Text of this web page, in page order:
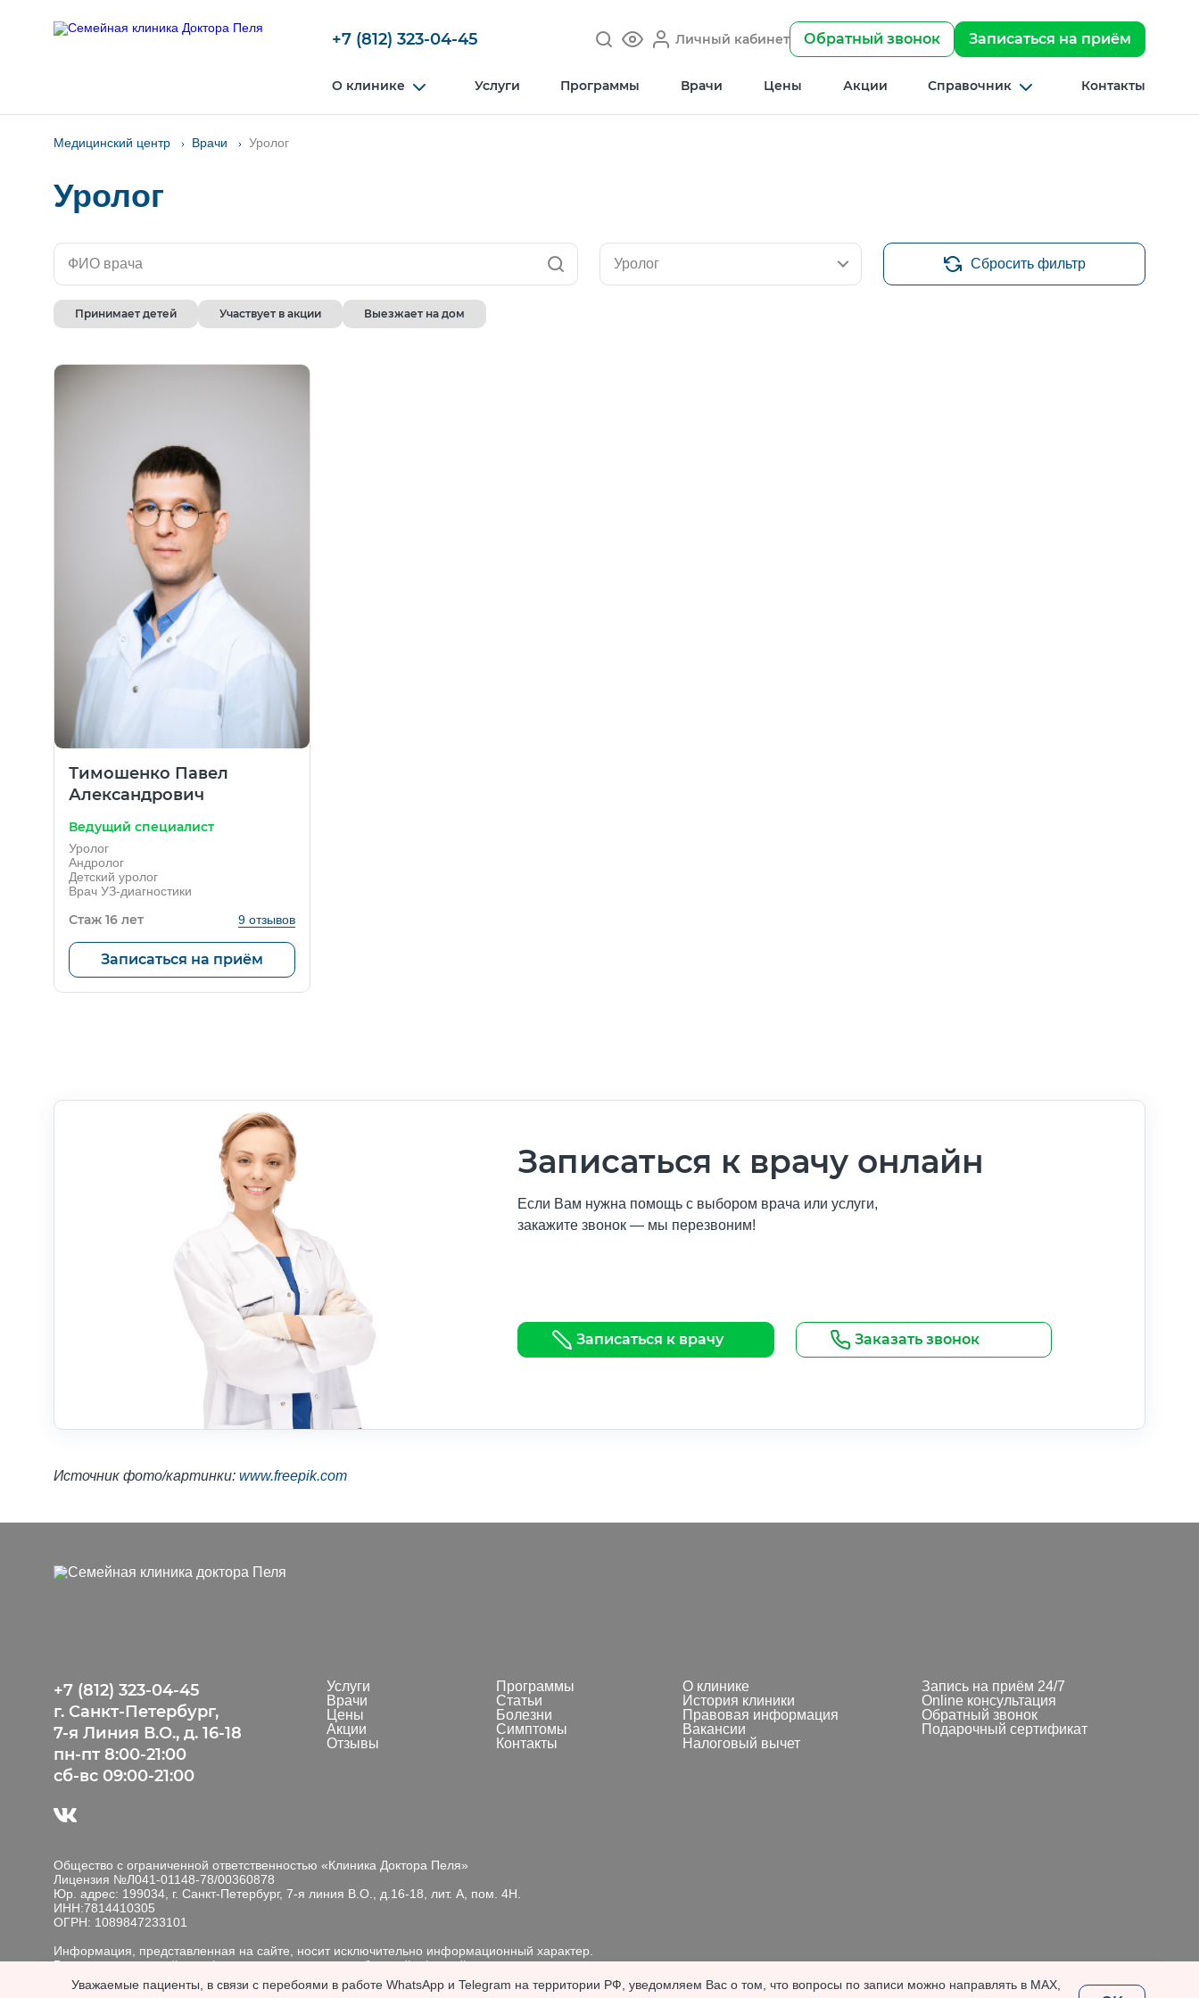
+7 (812) 323-04-45 Личный кабинет Обратный звонок Записаться на приём
О клинике Услуги Программы Врачи Цены Акции Справочник Контакты
Медицинский центр Врачи Уролог
Уролог
Уролог
Принимает детей Участвует в акции Выезжает на дом
Сбросить фильтр
Тимошенко Павел
Александрович
Ведущий специалист
Уролог
Андролог
Детский уролог
Врач УЗ-диагностики
Стаж 16 лет 9 отзывов
Записаться на приём
Записаться к врачу онлайн
Если Вам нужна помощь с выбором врача или услуги,
закажите звонок — мы перезвоним!
Записаться к врачу Заказать звонок
Источник фото/картинки: www.freepik.com
+7 (812) 323-04-45
г. Санкт-Петербург,
7-я Линия В.О., д. 16-18
пн-пт 8:00-21:00
сб-вс 09:00-21:00
Услуги
Врачи
Цены
Акции
Отзывы
Программы
Статьи
Болезни
Симптомы
Контакты
О клинике
История клиники
Правовая информация
Вакансии
Налоговый вычет
Запись на приём 24/7
Online консультация
Обратный звонок
Подарочный сертификат
Общество с ограниченной ответственностью «Клиника Доктора Пеля»
Лицензия №Л041-01148-78/00360878
Юр. адрес: 199034, г. Санкт-Петербург, 7-я линия В.О., д.16-18, лит. А, пом. 4Н.
ИНН:7814410305
ОГРН: 1089847233101
Информация, представленная на сайте, носит исключительно информационный характер.
Размещенная на сайте информация не является публичной офертой, подлежит
изменению юр. лицом в одностороннем порядке.
Мы обрабатываем файлы cookie, чтобы улучшить работу сайта. Продолжая пользоваться сайтом, вы выражаетесогласие с политикой обработки персональных данных.
OK
Уважаемые пациенты, в связи с перебоями в работе WhatsApp и Telegram на территории РФ, уведомляем Вас о том, что вопросы по записи можно направлять в MAX,